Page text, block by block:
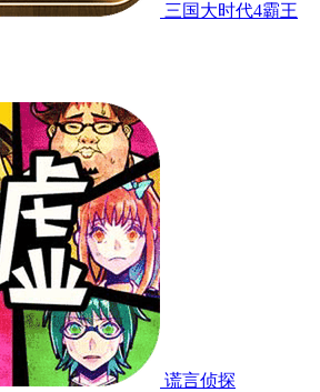
三国大时代4霸王
谎言侦探